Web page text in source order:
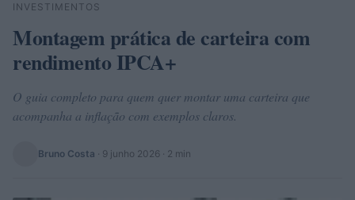
Buscar
INVESTIMENTOS
Montagem prática de carteira com
rendimento IPCA+
O guia completo para quem quer montar uma carteira que
acompanha a inflação com exemplos claros.
Bruno Costa · 9 junho 2026 · 2 min